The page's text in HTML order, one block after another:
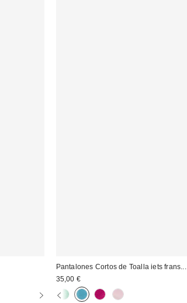
Pantalones Cortos de Toalla iets frans...
35,00 €